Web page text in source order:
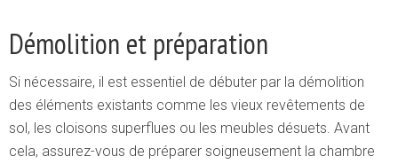
Démolition et préparation
Si nécessaire, il est essentiel de débuter par la démolition
des éléments existants comme les vieux revêtements de
sol, les cloisons superflues ou les meubles désuets. Avant
cela, assurez-vous de préparer soigneusement la chambre